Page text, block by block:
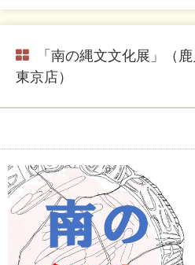
「南の縄文文化展」（
東京店）